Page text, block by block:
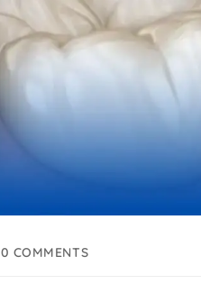
0 COMMENTS